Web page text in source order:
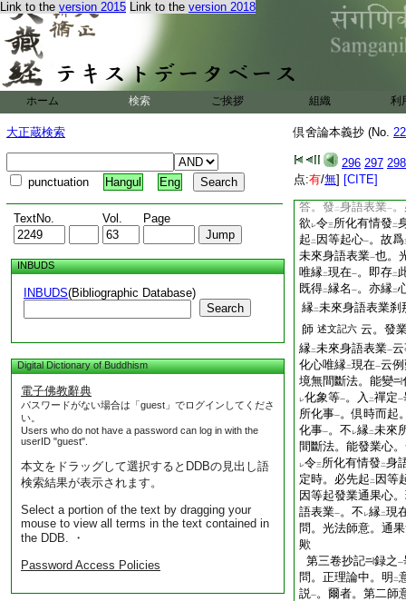
Link to the version 2015 Link to the version 2018
ホーム 検索 ご挨拶 組織 利
大正蔵検索
punctuation Hangul Eng
TextNo. Vol. Page
INBUDS
INBUDS(Bibliographic Database)
Search
Digital Dictionary of Buddhism
電子佛教辭典
パスワードがない場合は「guest」でログインしてくださ
い。
Users who do not have a password can log in with the
userID "guest".
本文をドラッグして選択するとDDBの見出し語
検索結果が表示されます。
Select a portion of the text by dragging your
mouse to view all terms in the text contained in
the DDB. ・
Password Access Policies
倶舍論本義抄 (No.
296 297 298
点:有/無] [CITE]
一心能作 象等四事
義。背下 光法師餘處
果心唯縁二 自地所變
此義
也
略之
。第二十
問。發業通果心。
在未來一 也 兩方。
雖 述 若化心唯縁
唯縁
二現在一。明知
云事若依レ之爾者
。相例可
答。發 二身語表業一
欲 レ令三所化有情發 二
起 二 因等起心一。故爲
未來身語表業一也。
唯縁二現在一。即存二
既得二縁名 一。亦縁二
縁二未來身語表業刹
師 述文記六 云。發
縁二未來身語表業一
化心唯縁二現在一云
境無間斷法。能變
レ化象等一。入 二禪定一
所化事一。倶時而起
化事一。不 レ縁二未來
間斷法。能發業心
レ令三所化有情發 二身
定時。必先起 二 因等
因等起發業通果心
語表業一。不 レ縁二現
問。光法師意。通
歟
第三卷抄記
録之 一
問。正理論中。明 二
説一。爾者。第二師